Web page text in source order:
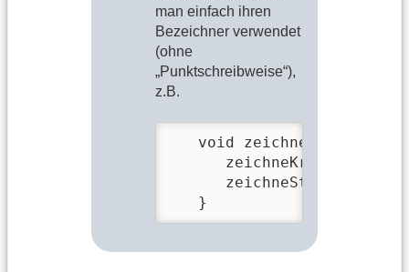
man einfach ihren
Bezeichner verwendet
(ohne
„Punktschreibweise“),
z.B.
void zeichneBaum(int
   }